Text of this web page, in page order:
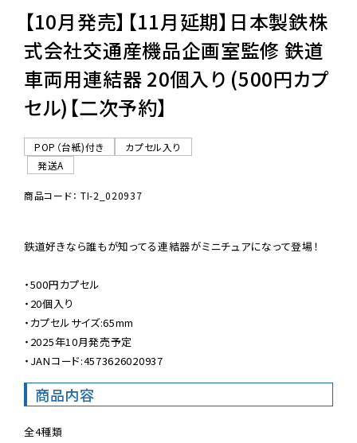
ご利用ガイド
06-6282-7659
【10月発売】【11月延期】日本製鉄株
式会社交通産機品企画室監修 鉄道
車両用連結器 20個入り (500円カプ
セル)【二次予約】
POP（台紙)付き
カプセル入り
発送A
商品コード： TI-2_020937
鉄道好きなら誰もが知ってる連結器がミニチュアになって登場！
・500円カプセル
・20個入り
・カプセルサイズ:65mm
・2025年10月発売予定
・JANコード:4573626020937
商品内容
全4種類